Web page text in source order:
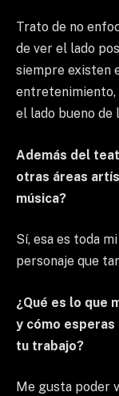
Trato de no
de ver el lado
siempre existen
entretenimiento,
el lado bueno de
Además del
otras áreas
música?
Sí, esa es toda
personaje que
¿Qué es lo que
y cómo esperas
tu trabajo?
Me gusta poder